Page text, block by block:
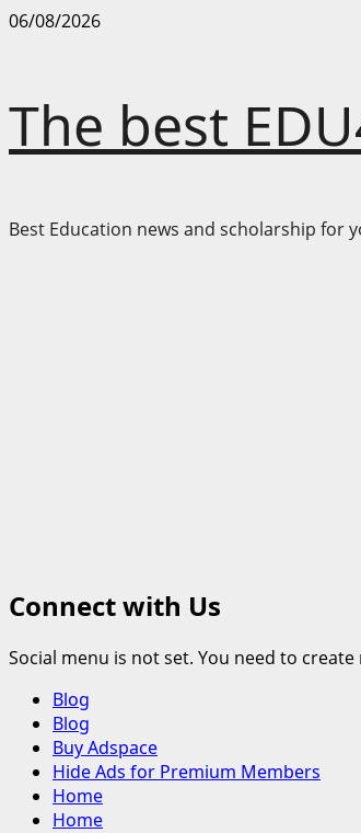
Skip
06/08/2026
The best
Best Education news and scholarship for
Connect with Us
Social menu is not set. You need to
Primary
Menu
Blog
Blog
Buy Adspace
Hide Ads for Premium Members
Home
Home